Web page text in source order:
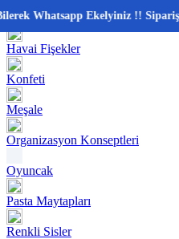
Whatsapp Ekelyiniz !!
📂 Kategoriler
Havai Fişekler
Konfeti
Meşale
Organizasyon Konseptleri
Oyuncak
Pasta Maytapları
Renkli Sisler